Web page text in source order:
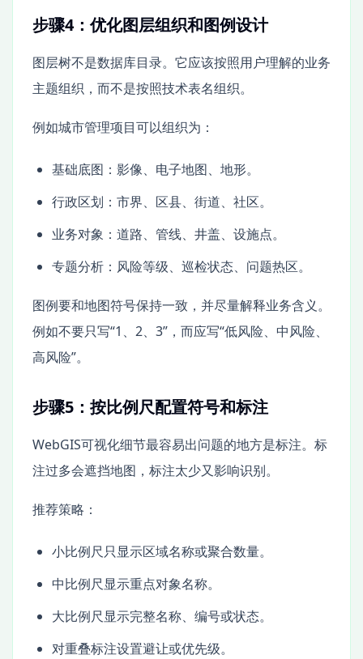
步骤4：优化图层组织和图例设计
图层树不是数据库目录。它应该按照用户理解的业务
主题组织，而不是按照技术表名组织。
例如城市管理项目可以组织为：
基础底图：影像、电子地图、地形。
行政区划：市界、区县、街道、社区。
业务对象：道路、管线、井盖、设施点。
专题分析：风险等级、巡检状态、问题热区。
图例要和地图符号保持一致，并尽量解释业务含义。
例如不要只写“1、2、3”，而应写“低风险、中风险、
高风险”。
步骤5：按比例尺配置符号和标注
WebGIS可视化细节最容易出问题的地方是标注。标
注过多会遮挡地图，标注太少又影响识别。
推荐策略：
小比例尺只显示区域名称或聚合数量。
中比例尺显示重点对象名称。
大比例尺显示完整名称、编号或状态。
对重叠标注设置避让或优先级。